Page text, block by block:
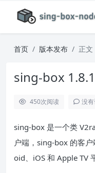
首页 版本发布 正文
sing-box
450次阅读 没
sing-box 是一个类
户端，sing-box 的客
oid、iOS 和 Apple TV